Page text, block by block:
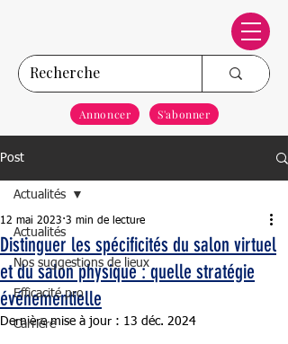
S'abonner
Annoncer
Post
Actualités
Nos suggestions de lieux
Efficacité pro
Carrière
Actualités
Distinguer les spécificités du salon virtuel
et du salon physique : quelle stratégie
événementielle
12 mai 2023 3 min de lecture
Dernière mise à jour : 13 déc. 2024